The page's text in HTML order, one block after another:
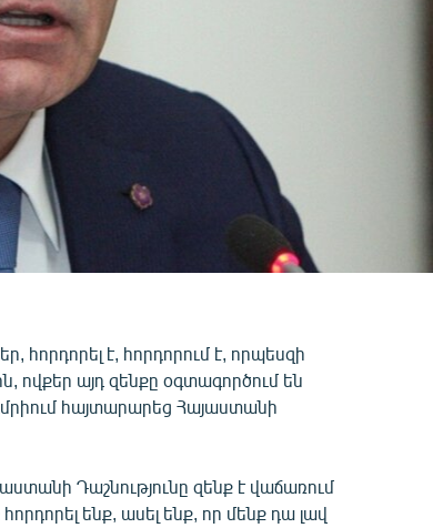
է, հորդորում է, որպեսզի
ովքեր այդ զենքը օգտագործում են
հայտարարեց Հայաստանի
Դաշնությունը զենք է վաճառում
ենք, ասել ենք, որ մենք դա լավ